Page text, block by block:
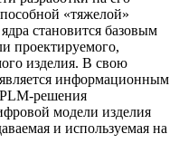
«тяжелой»
становится базовым
проектируемого,
изделия. В свою
информационным
решения
модели изделия
и используемая на